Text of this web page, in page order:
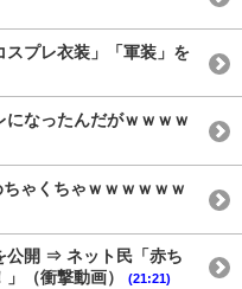
スプレ衣装」「軍装」を
になったんだがｗｗｗｗ
ゃくちゃｗｗｗｗｗｗ
公開 ⇒ ネット民「赤ち
（衝撃動画）
(21:21)